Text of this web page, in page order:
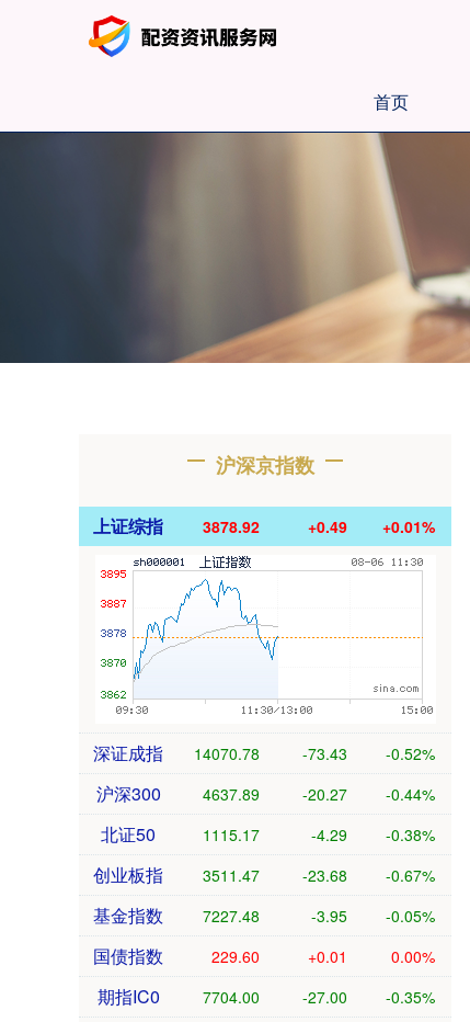
首页
沪深京指数
上证综指 3878.92 +0.49 +0.01%
深证成指 14070.78 -73.43 -0.52%
沪深300 4637.89 -20.27 -0.44%
北证50 1115.17 -4.29 -0.38%
创业板指 3511.47 -23.68 -0.67%
基金指数 7227.48 -3.95 -0.05%
国债指数 229.60 +0.01 0.00%
期指IC0 7704.00 -27.00 -0.35%